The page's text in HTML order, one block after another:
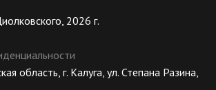
2026 г.
область, г. Калуга, ул. Степана Разина,